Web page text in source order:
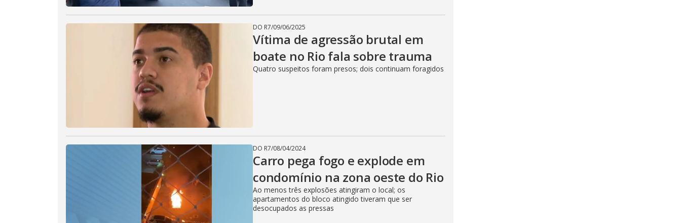
DO R7/09/06/2025
Vítima de agressão brutal em
boate no Rio fala sobre trauma
Quatro suspeitos foram presos; dois continuam foragidos
DO R7/08/04/2024
Carro pega fogo e explode em
condomínio na zona oeste do Rio
Ao menos três explosões atingiram o local; os
apartamentos do bloco atingido tiveram que ser
desocupados as pressas